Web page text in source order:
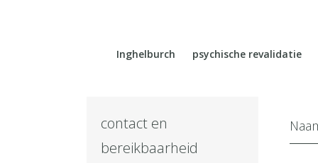
Inghelburch psychische revalidatie
contact en
bereikbaarheid